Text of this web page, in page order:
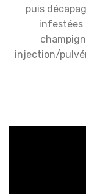
puis
infestées
injection/